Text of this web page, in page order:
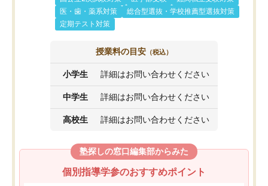
医・歯・薬系対策
総合型選抜・学校推薦型選抜対策
定期テスト対策
授業料の目安 （税込）
小学生 詳細はお問い合わせください
中学生 詳細はお問い合わせください
高校生 詳細はお問い合わせください
塾探しの窓口編集部からみた
個別指導学参のおすすめポイント